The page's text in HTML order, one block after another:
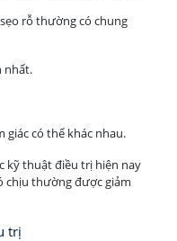
rỗ thường có chung
nhất.
giác có thể khác nhau.
kỹ thuật điều trị hiện nay
chịu thường được giảm
trị